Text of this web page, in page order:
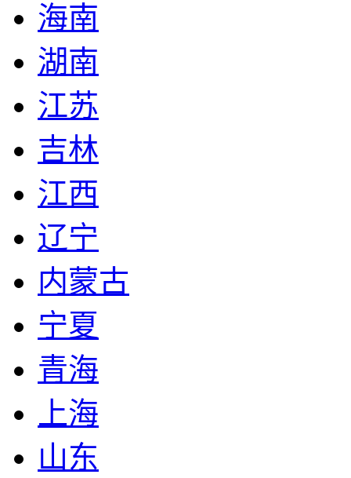
海南
湖南
江苏
吉林
江西
辽宁
内蒙古
宁夏
青海
上海
山东